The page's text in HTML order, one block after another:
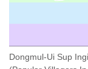
Dongmul-Ui Sup